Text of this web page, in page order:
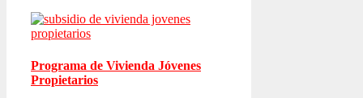
Programa de Vivienda Jóvenes
Propietarios